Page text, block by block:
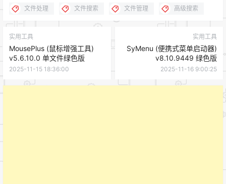
文件处理 文件搜索 文件管理 高级搜索
实用工具
MousePlus (鼠标增强工具)
v5.6.10.0 单文件绿色版
2025-11-15 18:36:00
实用工具
SyMenu (便携式菜单启动器)
v8.10.9449 绿色版
2025-11-16 9:00:25